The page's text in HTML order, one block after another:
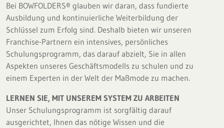
Bei BOWFOLDERS® glauben wir daran, dass fundierte
Ausbildung und kontinuierliche Weiterbildung der
Schlüssel zum Erfolg sind. Deshalb bieten wir unseren
Franchise-Partnern ein intensives, persönliches
Schulungsprogramm, das darauf abzielt, Sie in allen
Aspekten unseres Geschäftsmodells zu schulen und zu
einem Experten in der Welt der Maßmode zu machen.
LERNEN SIE, MIT UNSEREM SYSTEM ZU ARBEITEN
Unser Schulungsprogramm ist sorgfältig darauf
ausgerichtet, Ihnen das nötige Wissen und die